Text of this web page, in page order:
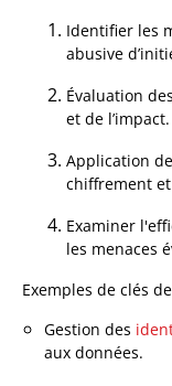
Identifier les
abusive
Évaluation
et de l’impact.
Application
chiffrement
Examiner
les menaces
Exemples de clés
Gestion des
aux données.